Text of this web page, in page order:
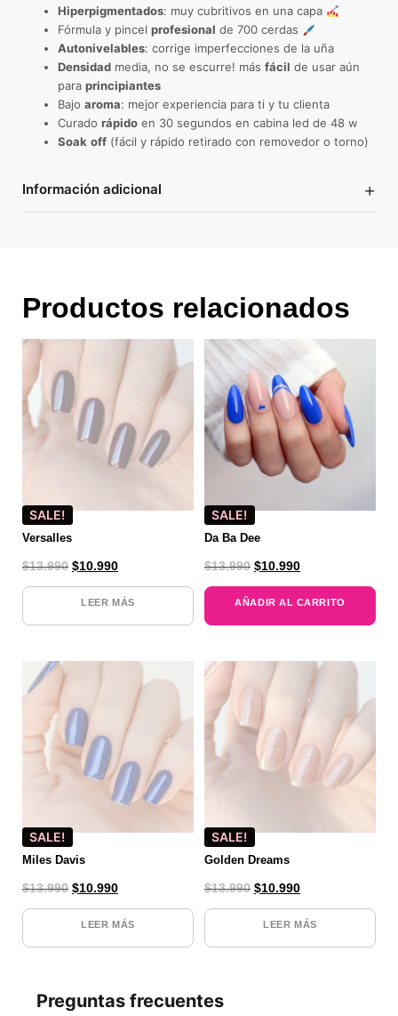
Hiperpigmentados: muy cubritivos en una capa
Fórmula y pincel profesional de 700 cerdas
Autonivelables: corrige imperfecciones de la uña
Densidad media, no se escurre! más fácil de usar aún
para principiantes
Bajo aroma: mejor experiencia para ti y tu clienta
Curado rápido en 30 segundos en cabina led de 48 w
Soak off (fácil y rápido retirado con removedor o torno)
Información adicional +
Productos relacionados
SALE!
Versalles
$13.990 $10.990
LEER MÁS
SALE!
Da Ba Dee
$13.990 $10.990
AÑADIR AL CARRITO
SALE!
Miles Davis
$13.990 $10.990
LEER MÁS
SALE!
Golden Dreams
$13.990 $10.990
LEER MÁS
Preguntas frecuentes